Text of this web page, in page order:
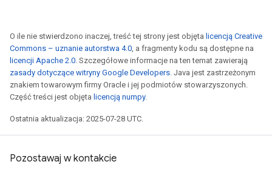
O ile nie stwierdzono inaczej, treść tej strony jest objęta licencją Creative
Commons – uznanie autorstwa 4.0, a fragmenty kodu są dostępne na
licencji Apache 2.0. Szczegółowe informacje na ten temat zawierają
zasady dotyczące witryny Google Developers. Java jest zastrzeżonym
znakiem towarowym firmy Oracle i jej podmiotów stowarzyszonych.
Część treści jest objęta licencją numpy.
Ostatnia aktualizacja: 2025-07-28 UTC.
Pozostawaj w kontakcie